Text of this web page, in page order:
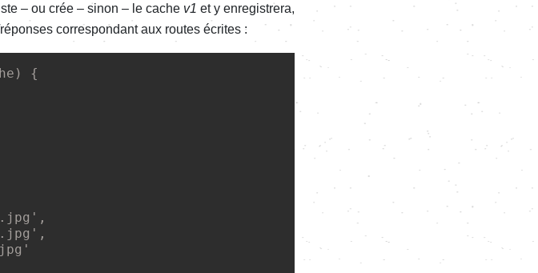
‒ ou crée ‒ sinon ‒ le cache v1 et y enregistrera,
correspondant aux routes écrites :
) {
' ,
' ,
'